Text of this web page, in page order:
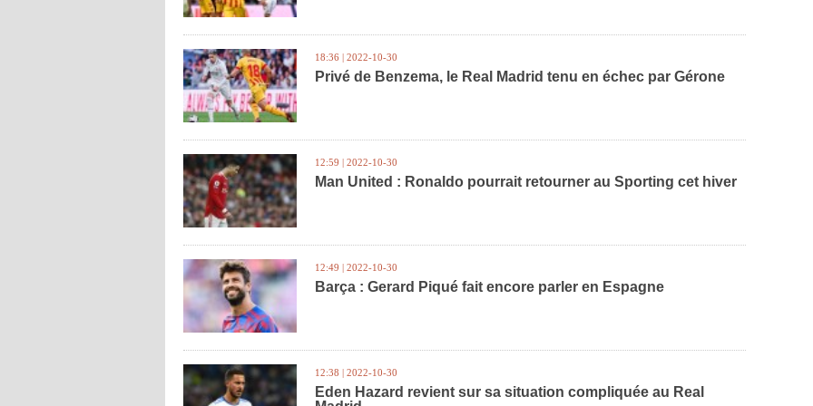
18:36 | 2022-10-30
Privé de Benzema, le Real Madrid tenu en échec par Gérone
12:59 | 2022-10-30
Man United : Ronaldo pourrait retourner au Sporting cet hiver
12:49 | 2022-10-30
Barça : Gerard Piqué fait encore parler en Espagne
12:38 | 2022-10-30
Eden Hazard revient sur sa situation compliquée au Real